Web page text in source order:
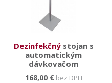
Dezinfekčnýstojan s
automatickým
dávkovačom
168,00 €bez DPH